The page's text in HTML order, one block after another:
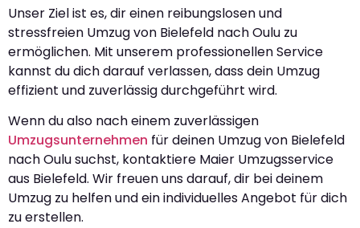
Unser Ziel ist es, dir einen reibungslosen und
stressfreien Umzug von Bielefeld nach Oulu zu
ermöglichen. Mit unserem professionellen Service
kannst du dich darauf verlassen, dass dein Umzug
effizient und zuverlässig durchgeführt wird.
Wenn du also nach einem zuverlässigen
Umzugsunternehmen für deinen Umzug von Bielefeld
nach Oulu suchst, kontaktiere Maier Umzugsservice
aus Bielefeld. Wir freuen uns darauf, dir bei deinem
Umzug zu helfen und ein individuelles Angebot für dich
zu erstellen.